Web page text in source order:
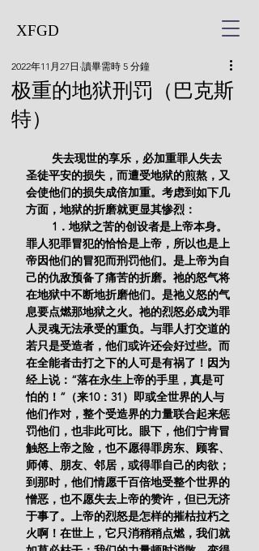
XFGD
极重的地狱刑罚（巴克斯
特）
2022年11月27日 讀畢需時 5 分鐘
圣徒平安的损失，而遭受地狱的煎熬，又
会使他们的损失成倍加重。考虑到如下几
方面，地狱的折磨就更显其惨烈：
罪人犯罪冒犯的恰恰是上帝，所以也是上
帝因他们的冒犯而刑罚他们。是上帝为自
己的仇敌预备了痛苦的折磨。祂的怒气将
在地狱中不断地折磨他们。是祂义怒的气
息要点燃那地狱之火。祂的烈怒必成为罪
人灵魂无法承受的重负。与罪人打交道的
若只是受造者，他们或许还会好过些。而
在全能者击打之下的人可是有祸了！因为
经上说：“落在永生上帝的手里，真是可
怕的！”（来10：31）即或全世界的人与
他们作对，整个受造界的力量联合起来惩
罚他们，也非此可比。眼下，他们宁肯冒
触怒上帝之险，也不愿得罪房东、顾客、
师傅、朋友、邻居，或得罪自己的肉欲；
到那时，他们情愿千百倍地受整个世界的
憎恶，也不愿失去上帝的赞许，但已无济
于事了。上帝的烈怒是怎样的摧枯拉朽之
火啊！在世上，它只消稍稍点燃，我们就